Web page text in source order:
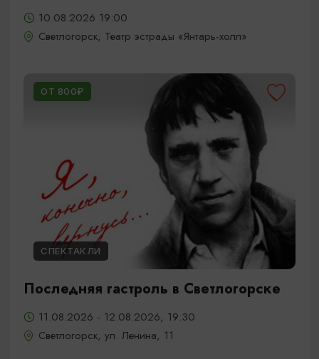
10.08.2026 19:00
Светлогорск, Театр эстрады «Янтарь-холл»
ОТ 800₽
СПЕКТАКЛИ
Последняя гастроль в Светлогорске
11.08.2026 - 12.08.2026, 19:30
Светлогорск, ул. Ленина, 11